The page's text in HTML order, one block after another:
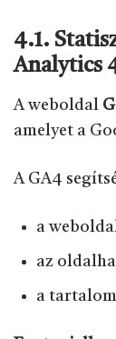
4.1.
Analytics
A weboldal
amelyet a
A GA4
a
az
a